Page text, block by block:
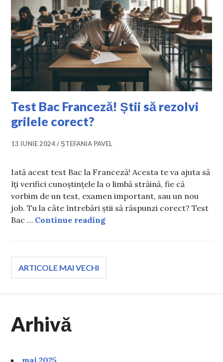
Test Bac Franceză! Știi să rezolvi
grilele corect?
13 IUNIE 2024 ȘTEFANIA PAVEL
Iată acest test Bac la Franceză! Acesta te va ajuta să
îți verifici cunoștințele la o limbă străină, fie că
vorbim de un test, examen important, sau un nou
job. Tu la câte întrebări știi să răspunzi corect? Test
Bac … Continue readingTest Bac Franceză! Știi să
Navigare
în
articole
ARTICOLE MAI VECHI
Arhivă